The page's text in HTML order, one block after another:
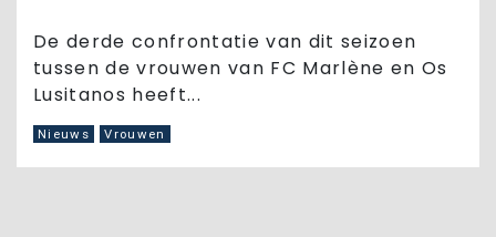
De derde confrontatie van dit seizoen
tussen de vrouwen van FC Marlène en Os
Lusitanos heeft...
Nieuws Vrouwen